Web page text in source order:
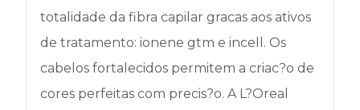
totalidade da fibra capilar gracas aos ativos
de tratamento: ionene gtm e incell. Os
cabelos fortalecidos permitem a criac?o de
cores perfeitas com precis?o. A L?Oreal